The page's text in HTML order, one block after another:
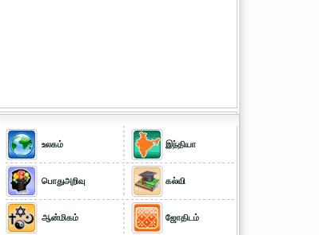
உலகம்
பொதுஅறிவு
ஆன்மிகம்
இந்தியா
கல்வி
ஜோதிடம்